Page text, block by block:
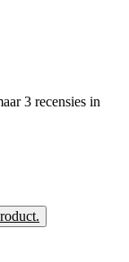
3 recensies in